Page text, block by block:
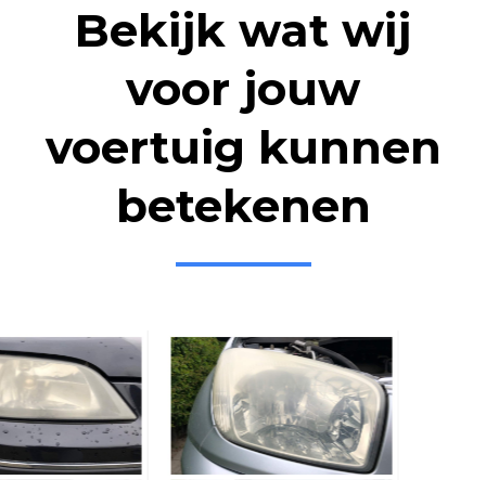
Bekijk wat wij
voor jouw
voertuig kunnen
betekenen